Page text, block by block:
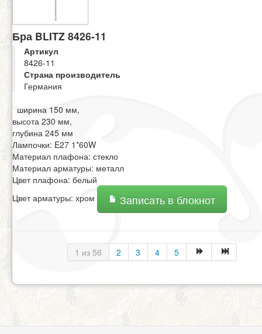
Бра BLITZ 8426-11
Артикул
8426-11
Страна производитель
Германия
ширина 150 мм,
высота 230 мм,
глубина 245 мм
Лампочки: E27 1*60W
Материал плафона: стекло
Материал арматуры: металл
Цвет плафона: белый
Цвет арматуры: хром
Записать в блокнот
1 из 56 2 3 4 5